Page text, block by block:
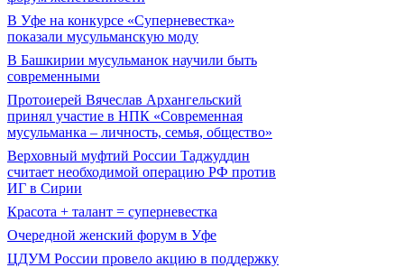
В Уфе на конкурсе «Суперневестка»
показали мусульманскую моду
В Башкирии мусульманок научили быть
современными
Протоиерей Вячеслав Архангельский
принял участие в НПК «Современная
мусульманка – личность, семья, общество»
Верховный муфтий России Таджуддин
считает необходимой операцию РФ против
ИГ в Сирии
Красота + талант = суперневестка
Очередной женский форум в Уфе
ЦДУМ России провело акцию в поддержку